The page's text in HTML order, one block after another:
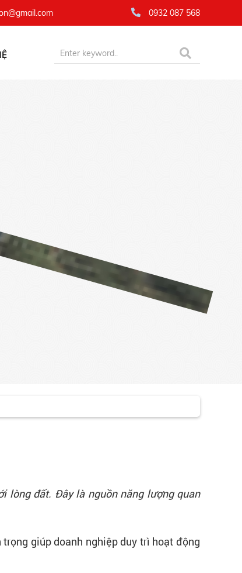
0932 087 568
lòng đất. Đây là nguồn năng lượng quan
giúp doanh nghiệp duy trì hoạt động